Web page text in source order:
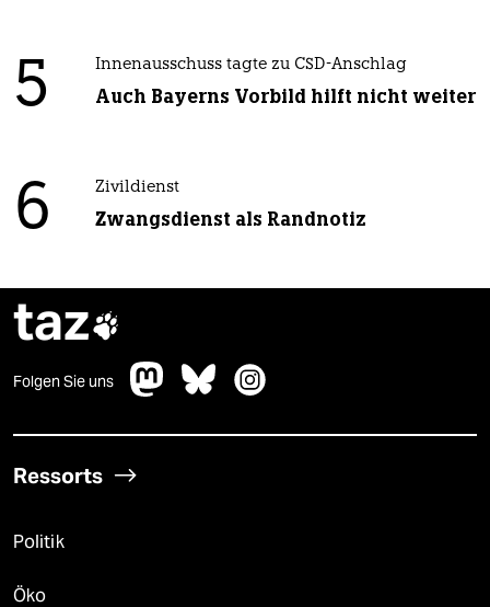
5 Innenausschuss tagte zu CSD-Anschlag
Auch Bayerns Vorbild hilft nicht weiter
6 Zivildienst
Zwangsdienst als Randnotiz
taz
Folgen Sie uns
Ressorts
Politik
Öko